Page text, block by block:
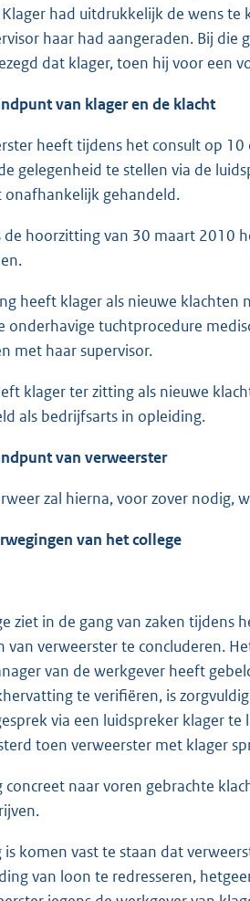
Klager had uitdrukkelijk de wens
haar had aangeraden. Bij
dat klager, toen hij voor een
van klager en de klacht
heeft tijdens het consult op
gelegenheid te stellen via de
onafhankelijk gehandeld.
de hoorzitting van 30 maart 2010
heeft klager als nieuwe
onderhavige tuchtprocedure
met haar supervisor.
klager ter zitting als nieuwe
als bedrijfsarts in opleiding.
van verweerster
zal hierna, voor zover nodig,
van het college
ziet in de gang van zaken
van verweerster te concluderen.
van de werkgever heeft
te verifiëren, is
via een luidspreker klager
toen verweerster met klager
concreet naar voren gebrachte
is komen vast te staan dat
van loon te redresseren,